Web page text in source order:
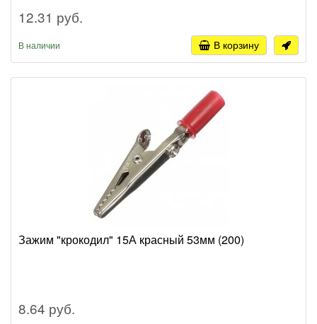
12.31 руб.
В наличии В корзину
Зажим "крокодил" 15А красный 53мм (200)
8.64 руб.